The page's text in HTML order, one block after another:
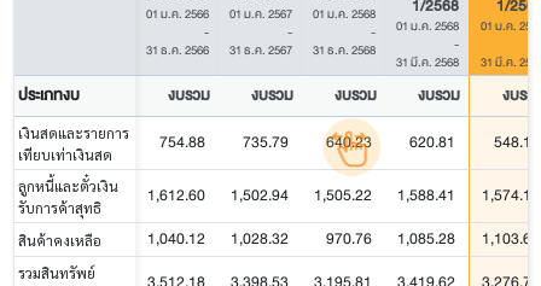
01 ม.ค. 2566
-
31 ธ.ค. 2566
01 ม.ค. 2567
-
31 ธ.ค. 2567
01 ม.ค. 2568
-
31 ธ.ค. 2568
1/2568
01 ม.ค. 2568
-
31 มี.ค. 2568
1/
01 ม.ค.
31 มี.ค.
ประเภทงบ งบรวม งบรวม งบรวม งบรวม งบรว
เงินสดและรายการ
เทียบเท่าเงินสด
754.88 735.79 640.23 620.81 548.12
ลูกหนี้และตั๋วเงิน
รับการค้าสุทธิ
1,612.60 1,502.94 1,505.22 1,588.41 1,574.13
สินค้าคงเหลือ 1,040.12 1,028.32 970.76 1,085.28 1,103.68
รวมสินทรัพย์